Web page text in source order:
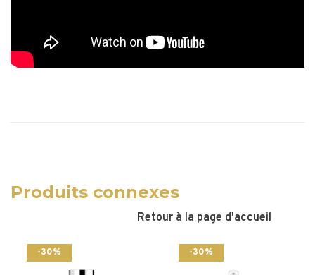
Produits connexes
Retour à la page d'accueil
-30% -30%